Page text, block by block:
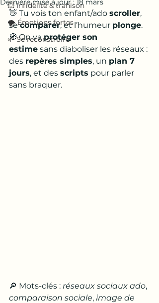
💥 Infidélité & trahison
🌪️ Émotions fortes
🌱 Se reconstruire
Dernière mise à jour : 18 mars
👋 Tu vois ton enfant/ado scroller,
se comparer, et l’humeur plonge.
🧭 On va protéger son
estime sans diaboliser les réseaux :
des repères simples, un plan 7
jours, et des scripts pour parler
sans braquer.
🔎 Mots-clés : réseaux sociaux ado,
comparaison sociale, image de